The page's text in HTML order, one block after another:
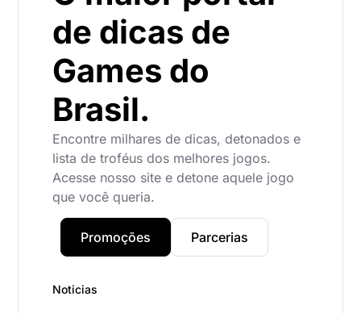
de dicas de
Games do
Brasil.
Encontre milhares de dicas, detonados e
lista de troféus dos melhores jogos.
Acesse nosso site e detone aquele jogo
que você queria.
Promoções Parcerias
Noticias